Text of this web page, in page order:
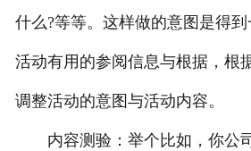
什么?等等。这样做的意图是得
活动有用的参阅信息与根据，根
调整活动的意图与活动内容。
内容测验：举个比如，你公